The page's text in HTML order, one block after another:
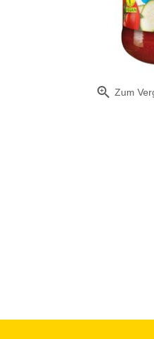
zoom_in Zum